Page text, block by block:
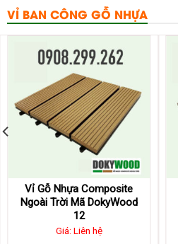
VỈ BAN CÔNG GỖ NHỰA
Vỉ Gỗ Nhựa Composite
Ngoài Trời Mã DokyWood
12
Giá: Liên hệ